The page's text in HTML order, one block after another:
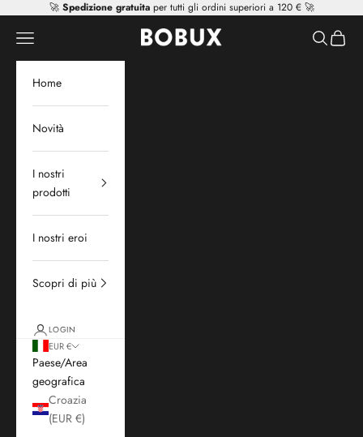
Vai al contenuto
🚀 Spedizione gratuitaper tutti gli ordini superiori a 120 € 🚀
Mr Tiggle - Distributor
Apri il menu di navigazione Mostra il
Home
Novità
I nostri
prodotti
I nostri eroi
Scopri di più
LOGIN
EUR €
Paese/Area
geografica
Croazia
(EUR €)